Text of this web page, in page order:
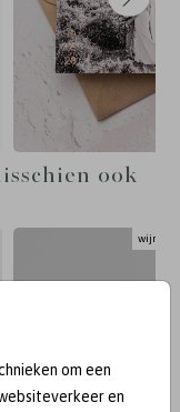
om een
en
ook